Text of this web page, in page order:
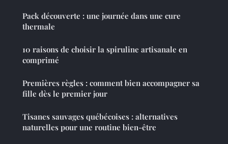
Pack découverte : une journée dans une cure
thermale
10 raisons de choisir la spiruline artisanale en
comprimé
Premières règles : comment bien accompagner sa
fille dès le premier jour
Tisanes sauvages québécoises : alternatives
naturelles pour une routine bien-être